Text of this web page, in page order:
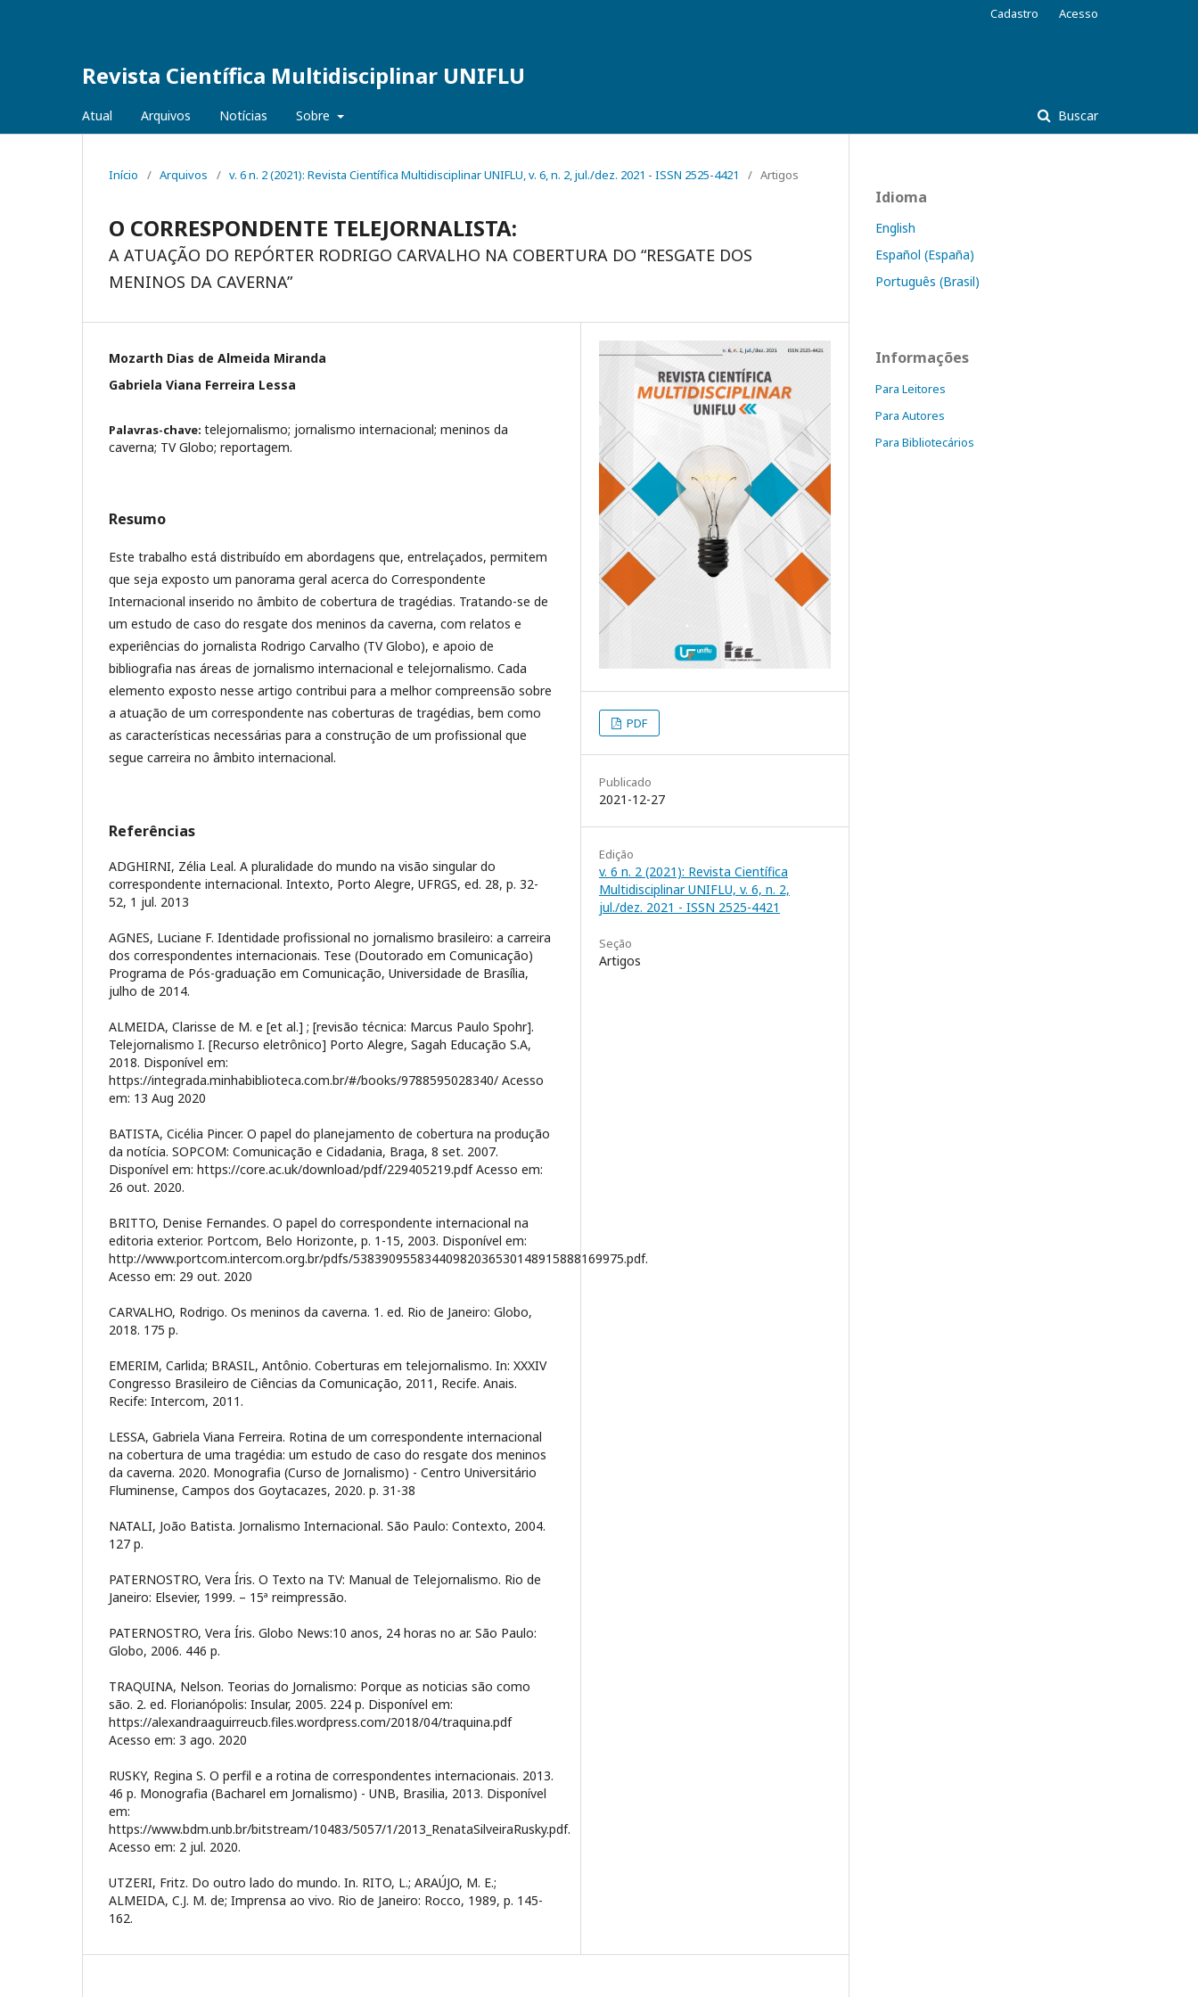
Revista Científica Multidisciplinar UNIFLU
Atual Arquivos Notícias Sobre Buscar
Cadastro Acesso
Início / Arquivos / v. 6 n. 2 (2021): Revista Científica Multidisciplinar UNIFLU, v. 6, n. 2, jul./dez. 2021 - ISSN 2525-4421 / Artigos
O CORRESPONDENTE TELEJORNALISTA:
A ATUAÇÃO DO REPÓRTER RODRIGO CARVALHO NA COBERTURA DO “RESGATE DOS
MENINOS DA CAVERNA”
Mozarth Dias de Almeida Miranda
Gabriela Viana Ferreira Lessa
Palavras-chave: telejornalismo; jornalismo internacional; meninos da
caverna; TV Globo; reportagem.
Resumo
Este trabalho está distribuído em abordagens que, entrelaçados, permitem
que seja exposto um panorama geral acerca do Correspondente
Internacional inserido no âmbito de cobertura de tragédias. Tratando-se de
um estudo de caso do resgate dos meninos da caverna, com relatos e
experiências do jornalista Rodrigo Carvalho (TV Globo), e apoio de
bibliografia nas áreas de jornalismo internacional e telejornalismo. Cada
elemento exposto nesse artigo contribui para a melhor compreensão sobre
a atuação de um correspondente nas coberturas de tragédias, bem como
as características necessárias para a construção de um profissional que
segue carreira no âmbito internacional.
Referências
ADGHIRNI, Zélia Leal. A pluralidade do mundo na visão singular do
correspondente internacional. Intexto, Porto Alegre, UFRGS, ed. 28, p. 32-
52, 1 jul. 2013
AGNES, Luciane F. Identidade profissional no jornalismo brasileiro: a carreira
dos correspondentes internacionais. Tese (Doutorado em Comunicação)
Programa de Pós-graduação em Comunicação, Universidade de Brasília,
julho de 2014.
ALMEIDA, Clarisse de M. e [et al.] ; [revisão técnica: Marcus Paulo Spohr].
Telejornalismo I. [Recurso eletrônico] Porto Alegre, Sagah Educação S.A,
2018. Disponível em:
https://integrada.minhabiblioteca.com.br/#/books/9788595028340/ Acesso
em: 13 Aug 2020
BATISTA, Cicélia Pincer. O papel do planejamento de cobertura na produção
da notícia. SOPCOM: Comunicação e Cidadania, Braga, 8 set. 2007.
Disponível em: https://core.ac.uk/download/pdf/229405219.pdf Acesso em:
26 out. 2020.
BRITTO, Denise Fernandes. O papel do correspondente internacional na
editoria exterior. Portcom, Belo Horizonte, p. 1-15, 2003. Disponível em:
http://www.portcom.intercom.org.br/pdfs/53839095583440982036530148915888169975.pdf.
Acesso em: 29 out. 2020
CARVALHO, Rodrigo. Os meninos da caverna. 1. ed. Rio de Janeiro: Globo,
2018. 175 p.
EMERIM, Carlida; BRASIL, Antônio. Coberturas em telejornalismo. In: XXXIV
Congresso Brasileiro de Ciências da Comunicação, 2011, Recife. Anais.
Recife: Intercom, 2011.
LESSA, Gabriela Viana Ferreira. Rotina de um correspondente internacional
na cobertura de uma tragédia: um estudo de caso do resgate dos meninos
da caverna. 2020. Monografia (Curso de Jornalismo) - Centro Universitário
Fluminense, Campos dos Goytacazes, 2020. p. 31-38
NATALI, João Batista. Jornalismo Internacional. São Paulo: Contexto, 2004.
127 p.
PATERNOSTRO, Vera Íris. O Texto na TV: Manual de Telejornalismo. Rio de
Janeiro: Elsevier, 1999. – 15ª reimpressão.
PATERNOSTRO, Vera Íris. Globo News:10 anos, 24 horas no ar. São Paulo:
Globo, 2006. 446 p.
TRAQUINA, Nelson. Teorias do Jornalismo: Porque as noticias são como
são. 2. ed. Florianópolis: Insular, 2005. 224 p. Disponível em:
https://alexandraaguirreucb.files.wordpress.com/2018/04/traquina.pdf
Acesso em: 3 ago. 2020
RUSKY, Regina S. O perfil e a rotina de correspondentes internacionais. 2013.
46 p. Monografia (Bacharel em Jornalismo) - UNB, Brasilia, 2013. Disponível
em:
https://www.bdm.unb.br/bitstream/10483/5057/1/2013_RenataSilveiraRusky.pdf.
Acesso em: 2 jul. 2020.
UTZERI, Fritz. Do outro lado do mundo. In. RITO, L.; ARAÚJO, M. E.;
ALMEIDA, C.J. M. de; Imprensa ao vivo. Rio de Janeiro: Rocco, 1989, p. 145-
162.
PDF
Publicado
2021-12-27
Edição
v. 6 n. 2 (2021): Revista Científica
Multidisciplinar UNIFLU, v. 6, n. 2,
jul./dez. 2021 - ISSN 2525-4421
Seção
Artigos
Idioma
English
Español (España)
Português (Brasil)
Informações
Para Leitores
Para Autores
Para Bibliotecários